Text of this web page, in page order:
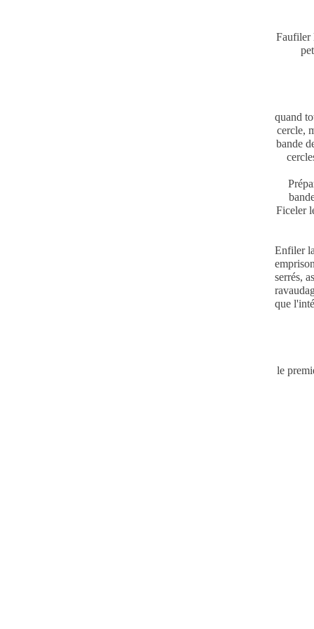
Faufiler
quand
cercle,
bande
Ficeler
Enfiler
serrés,
que
le